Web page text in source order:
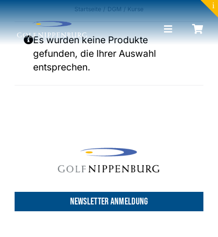
to
content
Toggle
Portrait
Startseite DGM Kurse
Es wurden keine Produkte
gefunden, die Ihrer Auswahl
entsprechen.
NEWSLETTER ANMELDUNG